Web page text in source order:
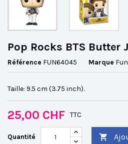
Pop Rocks BTS Butter
Référence FUN64045 Marque
Taille: 9.5 cm (3.75 inch).
25,00 CHF TTC
Quantité 